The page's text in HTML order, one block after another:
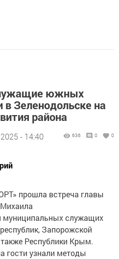
южных
в Зеленодольске на
района
- 14:40 636 0 0
прошла встреча главы
муниципальных служащих
Запорожской
Республики Крым.
гости узнали методы